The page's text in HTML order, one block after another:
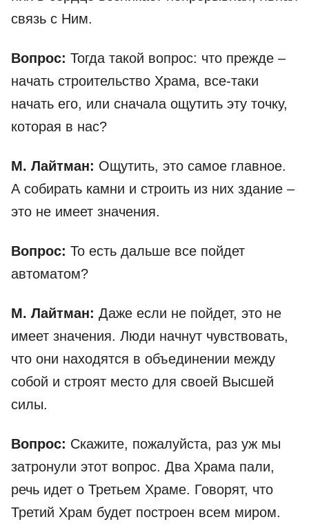
связь с Ним.
Вопрос: Тогда такой вопрос: что прежде –
начать строительство Храма, все-таки
начать его, или сначала ощутить эту точку,
которая в нас?
М. Лайтман: Ощутить, это самое главное.
А собирать камни и строить из них здание –
это не имеет значения.
Вопрос: То есть дальше все пойдет
автоматом?
М. Лайтман: Даже если не пойдет, это не
имеет значения. Люди начнут чувствовать,
что они находятся в объединении между
собой и строят место для своей Высшей
силы.
Вопрос: Скажите, пожалуйста, раз уж мы
затронули этот вопрос. Два Храма пали,
речь идет о Третьем Храме. Говорят, что
Третий Храм будет построен всем миром.